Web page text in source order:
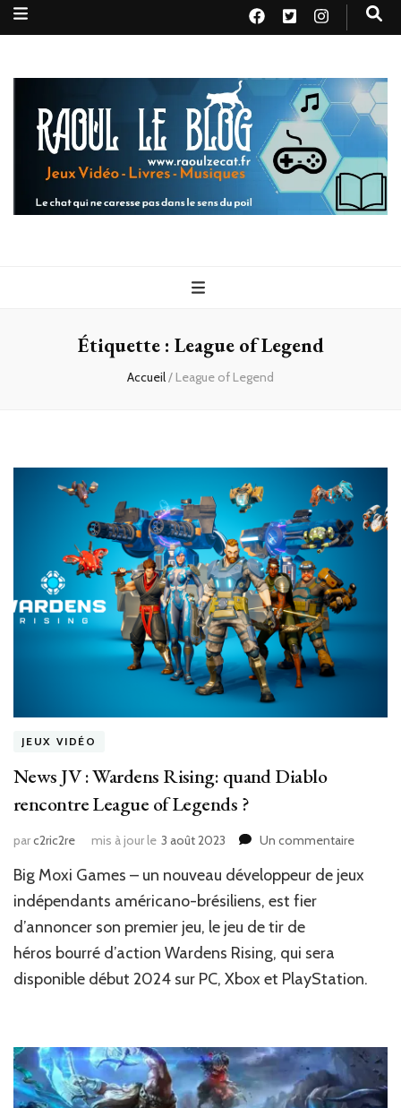
Raoul le
blog
Étiquette : League of Legend
Accueil/ League of Legend
JEUX VIDÉO
News JV : Wardens Rising: quand Diablo
rencontre League of Legends ?
parc2ric2re mis à jour le 3 août 2023 Un commentairesur
JV
Big Moxi Games – un nouveau développeur de jeux
indépendants américano-brésiliens, est fier
d’annoncer son premier jeu, le jeu de tir de
héros bourré d’action Wardens Rising, qui sera
disponible début 2024 sur PC, Xbox et PlayStation.